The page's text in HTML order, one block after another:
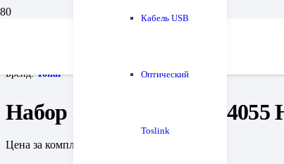
Кабель USB
Оптический
Toslink
Бренд:Tonar
Набор проводов Tonar 4055
Цена за комплект (4 шт.)